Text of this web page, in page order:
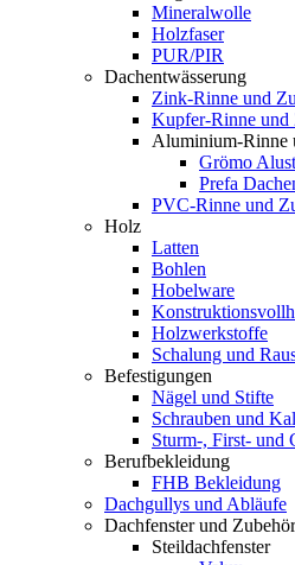
Mineralwolle
Holzfaser
PUR/PIR
Dachentwässerung
Zink-Rinne und
Kupfer-Rinne und
Aluminium-Rinne
Grömo
Prefa
PVC-Rinne und
Holz
Latten
Bohlen
Hobelware
Holzwerkstoffe
Schalung und
Befestigungen
Nägel und Stifte
Schrauben und
Sturm-, First- und
Berufbekleidung
FHB Bekleidung
Dachgullys und Abläufe
Dachfenster und Zubehör
Steildachfenster